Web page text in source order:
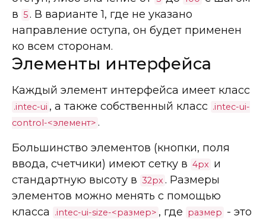
в 5. В варианте 1, где не указано
направление оступа, он будет применен
ко всем сторонам.
Элементы интерфейса
Каждый элемент интерфейса имеет класс
.intec-ui , а также собственный класс .intec-ui-
control-<элемент> .
Большинство элементов (кнопки, поля
ввода, счетчики) имеют сетку в 4px и
стандартную высоту в 32px . Размеры
элементов можно менять с помощью
класса
.intec-ui-size-<размер> , где размер - это